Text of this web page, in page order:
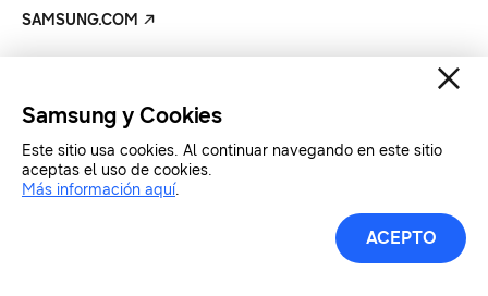
SAMSUNG.COM
Samsung y Cookies
Este sitio usa cookies. Al continuar navegando en este sitio
aceptas el uso de cookies.
Más información aquí.
ACEPTO